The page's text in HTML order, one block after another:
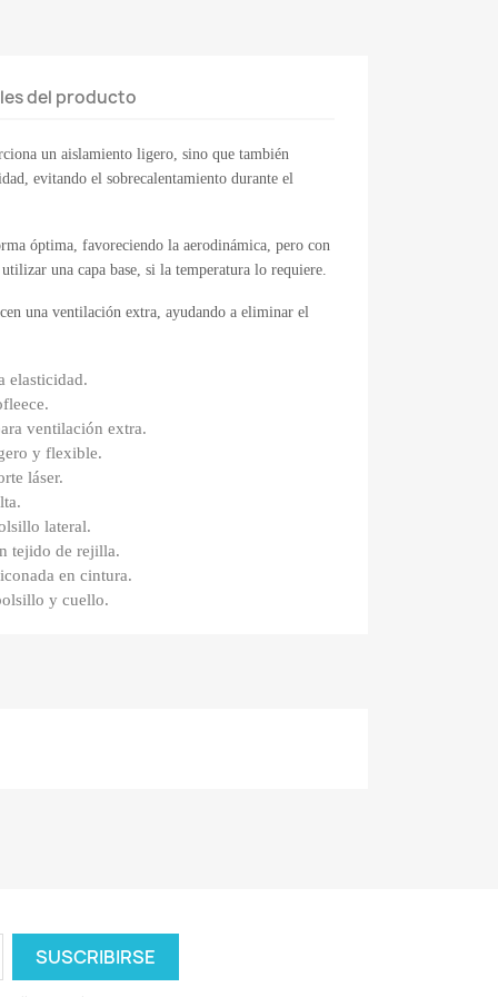
del producto
un aislamiento ligero, sino que también
evitando el sobrecalentamiento durante el
óptima, favoreciendo la aerodinámica, pero con
una capa base, si la temperatura lo requiere.
una ventilación extra, ayudando a eliminar el
elasticidad.
ventilación extra.
y flexible.
láser.
lateral.
tejido de rejilla.
en cintura.
y cuello.